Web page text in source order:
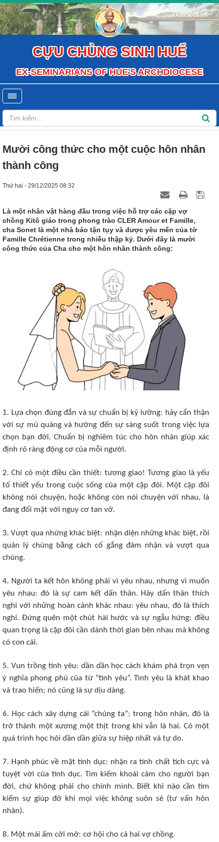
CỰU CHỦNG SINH HUẾ
EX-SEMINARIANS OF HUE'S ARCHDIOCESE
Mười công thức cho một cuộc hôn nhân
thành công
Thứ hai - 29/12/2025 08:32
Là một nhân vật hàng đầu trong việc hỗ trợ các cặp vợ
chồng Kitô giáo trong phong trào CLER Amour et Famille,
cha Sonet là một nhà báo tận tụy và được yêu mến của tờ
Famille Chrétienne trong nhiều thập kỷ. Dưới đây là mười
công thức của Cha cho một hôn nhân thành công:
1. Lựa chọn đúng đắn và sự chuẩn bị kỹ lưỡng: hãy cẩn thận
với sự mù quáng và hướng đến sự sáng suốt trong việc lựa
chọn bạn đời. Chuẩn bị nghiêm túc cho hôn nhân giúp xác
định rõ ràng động cơ của mỗi người.
2. Chỉ có một điều cần thiết: tương giao! Tương giao là yếu
tố thiết yếu trong cuộc sống của một cặp đôi. Một cặp đôi
không nói chuyện, hoặc không còn nói chuyện với nhau, là
đang đối mặt với nguy cơ tan vỡ.
3. Vượt qua những khác biệt: nhận diện những khác biệt, rồi
quản lý chúng bằng cách cố gắng đảm nhận và vượt qua
chúng.
4. Người ta kết hôn không phải vì yêu nhau, nhưng vì muốn
yêu nhau: đó là sự cam kết dấn thân. Hãy dấn thân thích
nghi với những hoàn cảnh khác nhau: yêu nhau, đó là thích
nghi. Đừng quên một chút hài hước và sự ngẫu hứng: điều
quan trọng là cặp đôi cần dành thời gian bên nhau mà không
có con cái.
5. Vun trồng tình yêu: dần dần học cách khám phá trọn vẹn
ý nghĩa phong phú của từ “tình yêu”. Tình yêu là khát khao
và trao hiến; nó cũng là sự dịu dàng.
6. Học cách xây dựng cái “chúng ta”: trong hôn nhân, đó là
trở thành một xương một thịt trong khi vẫn là hai. Có một
quá trình học hỏi dần dần giữa sự hiệp nhất và tự do.
7. Hạnh phúc về mặt tình dục: nhận ra tính chất tích cực và
tuyệt vời của tính dục. Tìm kiếm khoái cảm cho người bạn
đời, chứ không phải cho chính mình. Biết khi nào cần tìm
kiếm sự giúp đỡ khi mọi việc không suôn sẻ (tư vấn hôn
nhân).
8. Một mái ấm cởi mở: cơ hội cho cả hai vợ chồng.